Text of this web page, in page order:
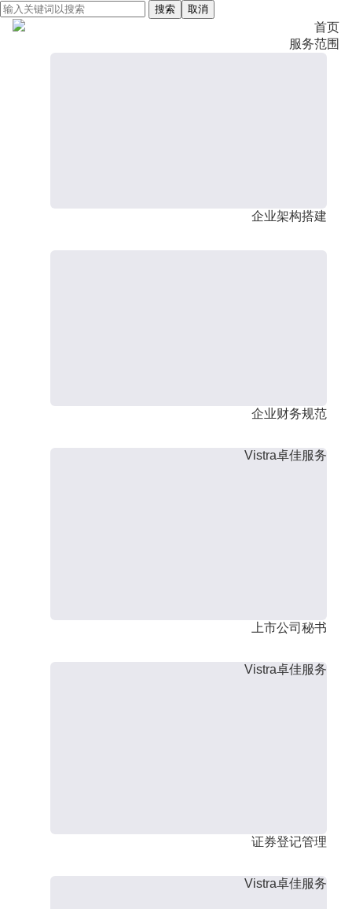
搜索 取消
首页
服务范围
企业架构搭建
企业财务规范
Vistra卓佳服务
上市公司秘书
Vistra卓佳服务
证券登记管理
Vistra卓佳服务